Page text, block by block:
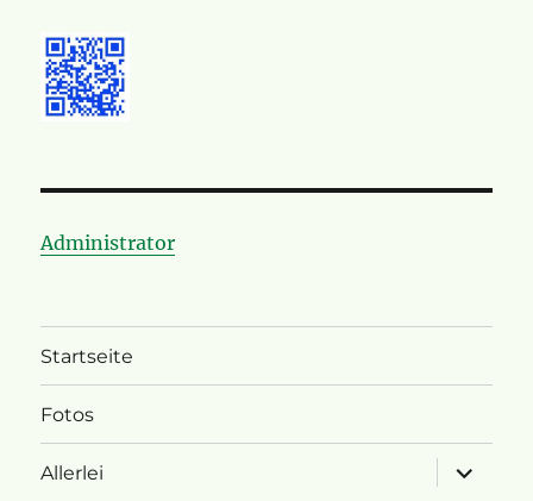
Administrator
Startseite
Fotos
Allerlei
öffnen